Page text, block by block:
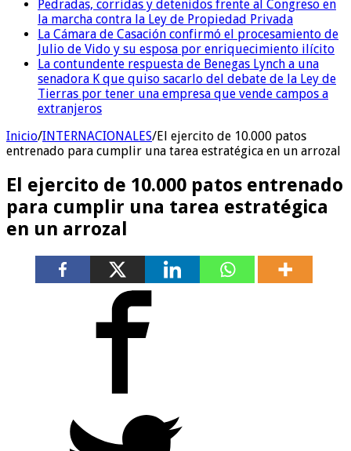
Pedradas, corridas y detenidos frente al Congreso en
la marcha contra la Ley de Propiedad Privada
La Cámara de Casación confirmó el procesamiento de
Julio de Vido y su esposa por enriquecimiento ilícito
La contundente respuesta de Benegas Lynch a una
senadora K que quiso sacarlo del debate de la Ley de
Tierras por tener una empresa que vende campos a
extranjeros
Inicio/INTERNACIONALES/El ejercito de 10.000 patos
entrenado para cumplir una tarea estratégica en un arrozal
El ejercito de 10.000 patos entrenado
para cumplir una tarea estratégica
en un arrozal